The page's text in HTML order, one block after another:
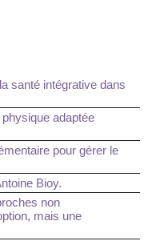
santé intégrative dans
adaptée
pour gérer le
Bioy.
non
mais une